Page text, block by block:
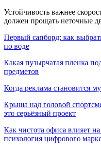
Устойчивость важнее
должен прощать неточные
Первый сапборд: как
по воде
Какая пузырчатая пленка
предметов
Когда реклама становится
Крыша над головой
это серьёзный проект
Как чистота офиса влияет
психология цифрового